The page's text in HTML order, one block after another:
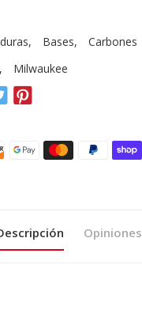
, Bases,
Carbones
, Milwaukee
Opiniones